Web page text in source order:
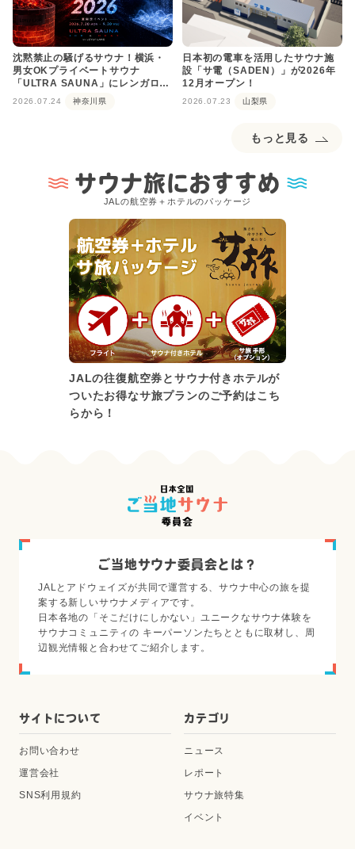
沈黙禁止の騒げるサウナ！横浜・
男女OKプライベートサウナ
「ULTRA SAUNA」にレンガロウ
リュが登場
2026.07.24 神奈川県
日本初の電車を活用したサウナ施
設「サ電（SADEN）」が2026年
12月オープン！
2026.07.23 山梨県
もっと見る
サウナ旅におすすめ
JALの航空券＋ホテルのパッケージ
JALの往復航空券とサウナ付きホテルが
ついたお得なサ旅プランのご予約はこち
らから！
ご当地サウナ委員会とは？
JALとアドウェイズが共同で運営する、サウナ中心の旅を提
案する新しいサウナメディアです。
日本各地の「そこだけにしかない」ユニークなサウナ体験を
サウナコミュニティの キーパーソンたちとともに取材し、周
辺観光情報と合わせてご紹介します。
サイトについて
お問い合わせ
運営会社
SNS利用規約
カテゴリ
ニュース
レポート
サウナ旅特集
イベント